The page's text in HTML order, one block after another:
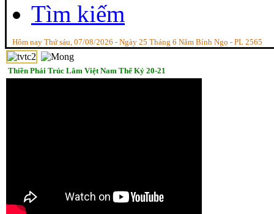
Tìm kiếm
Hôm nay Thứ sáu, 07/08/2026 - Ngày 25 Tháng 6 Năm Bính Ngọ - PL 2565
Thiền Phái Trúc Lâm Việt Nam Thế Kỷ 20-21